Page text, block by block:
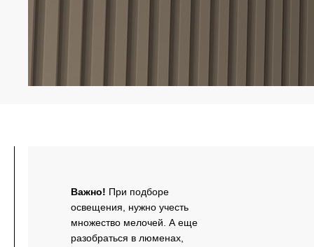
Важно! При подборе
освещения, нужно учесть
множество мелочей. А еще
разобраться в люменах,